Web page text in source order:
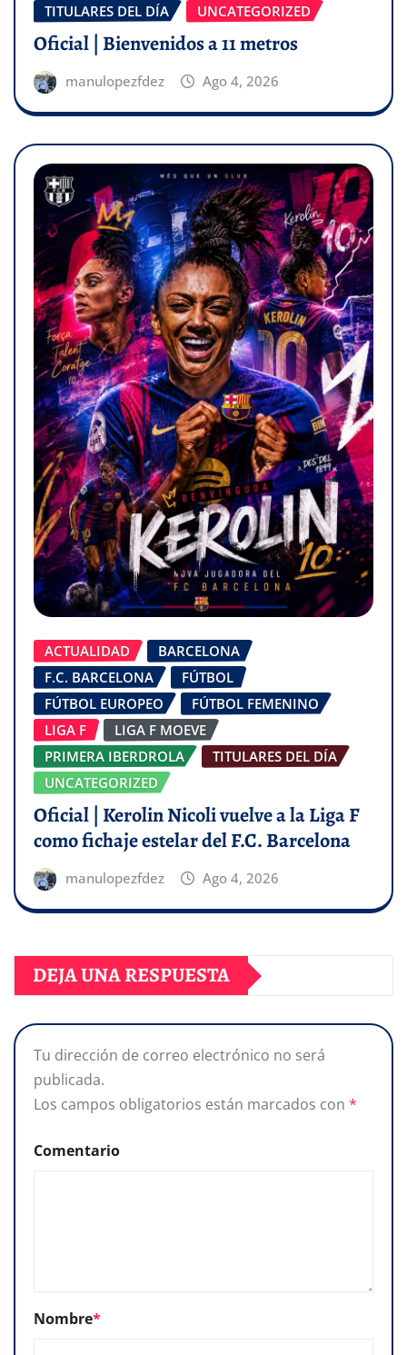
TITULARES DEL DÍA
UNCATEGORIZED
Oficial | Bienvenidos a 11 metros
manulopezfdez Ago 4, 2026
ACTUALIDAD
BARCELONA
F.C. BARCELONA
FÚTBOL
FÚTBOL EUROPEO
FÚTBOL FEMENINO
LIGA F
LIGA F MOEVE
PRIMERA IBERDROLA
TITULARES DEL DÍA
UNCATEGORIZED
Oficial | Kerolin Nicoli vuelve a la Liga F
como fichaje estelar del F.C. Barcelona
manulopezfdez Ago 4, 2026
DEJA UNA RESPUESTA
Tu dirección de correo electrónico no será
publicada.
Los campos obligatorios están marcados con *
Comentario
Nombre*